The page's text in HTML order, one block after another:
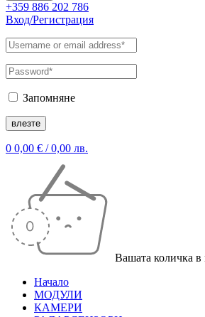
+359 886 202 786
Вход/Регистрация
Запомняне
0 0,00 € / 0,00 лв.
Вашата количка в
Начало
МОДУЛИ
КАМЕРИ